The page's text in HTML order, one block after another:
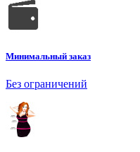
Минимальный заказ
Без ограничений